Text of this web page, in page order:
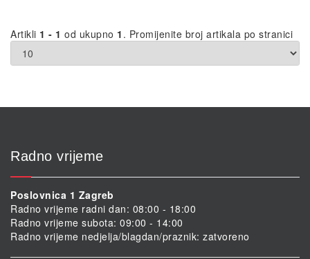
se
mogu
na
Artikli 1 - 1 od ukupno 1 . Promijenite broj artikala po stranici
Radno vrijeme
Poslovnica 1 Zagreb
Radno vrijeme radni dan: 08:00 - 18:00
Radno vrijeme subota: 09:00 - 14:00
Radno vrijeme nedjelja/blagdan/praznik: zatvoreno